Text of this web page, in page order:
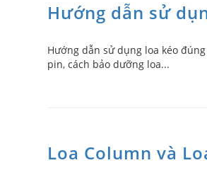
Hướng dẫn sử
Hướng dẫn sử dụng loa kéo
pin, cách bảo dưỡng loa...
Loa Column và